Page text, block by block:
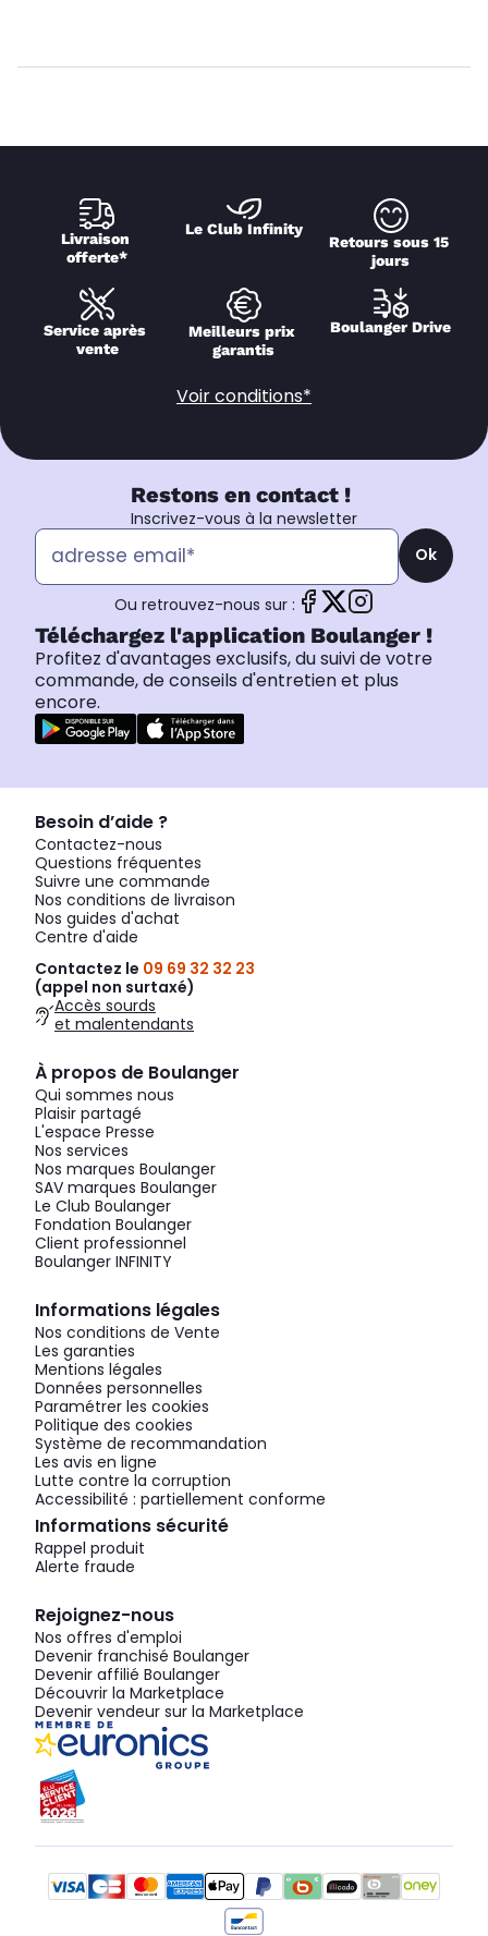
Livraison
offerte*
Le Club Infinity
Retours sous 15
jours
Service après
vente
Meilleurs prix
garantis
Boulanger Drive
Voir conditions*
Restons en contact !
Inscrivez-vous à la newsletter
Ok
Ou retrouvez-nous sur :
Téléchargez l'application Boulanger !
Profitez d'avantages exclusifs, du suivi de votre
commande, de conseils d'entretien et plus
encore.
Besoin d’aide ?
Contactez-nous
Questions fréquentes
Suivre une commande
Nos conditions de livraison
Nos guides d'achat
Centre d'aide
Contactez le 09 69 32 32 23
(appel non surtaxé)
Accès sourds
et malentendants
À propos de Boulanger
Qui sommes nous
Plaisir partagé
L'espace Presse
Nos services
Nos marques Boulanger
SAV marques Boulanger
Le Club Boulanger
Fondation Boulanger
Client professionnel
Boulanger INFINITY
Informations légales
Nos conditions de Vente
Les garanties
Mentions légales
Données personnelles
Paramétrer les cookies
Politique des cookies
Système de recommandation
Les avis en ligne
Lutte contre la corruption
Accessibilité : partiellement conforme
Informations sécurité
Rappel produit
Alerte fraude
Rejoignez-nous
Nos offres d'emploi
Devenir franchisé Boulanger
Devenir affilié Boulanger
Découvrir la Marketplace
Devenir vendeur sur la Marketplace